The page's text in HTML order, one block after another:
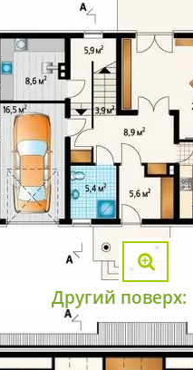
Другий поверх: